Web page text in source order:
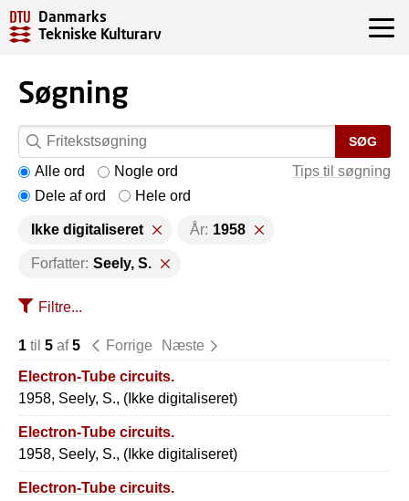
Danmarks
Tekniske Kulturarv
Søgning
SØG
Tips til søgning
Alle ord
Nogle ord
Dele af ord
Hele ord
Ikke digitaliseret År: 1958
Forfatter: Seely, S.
Filtre...
1 til 5 af5 Forrige
Næste
Electron-Tube circuits.
1958, Seely, S., (Ikke digitaliseret)
Electron-Tube circuits.
1958, Seely, S., (Ikke digitaliseret)
Electron-Tube circuits.